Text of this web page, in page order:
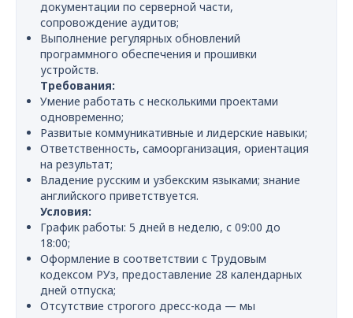
документации по серверной части,
сопровождение аудитов;
Выполнение регулярных обновлений
программного обеспечения и прошивки
устройств.
Требования:
Умение работать с несколькими проектами
одновременно;
Развитые коммуникативные и лидерские навыки;
Ответственность, самоорганизация, ориентация
на результат;
Владение русским и узбекским языками; знание
английского приветствуется.
Условия:
График работы: 5 дней в неделю, с 09:00 до
18:00;
Оформление в соответствии с Трудовым
кодексом РУз, предоставление 28 календарных
дней отпуска;
Отсутствие строгого дресс-кода — мы